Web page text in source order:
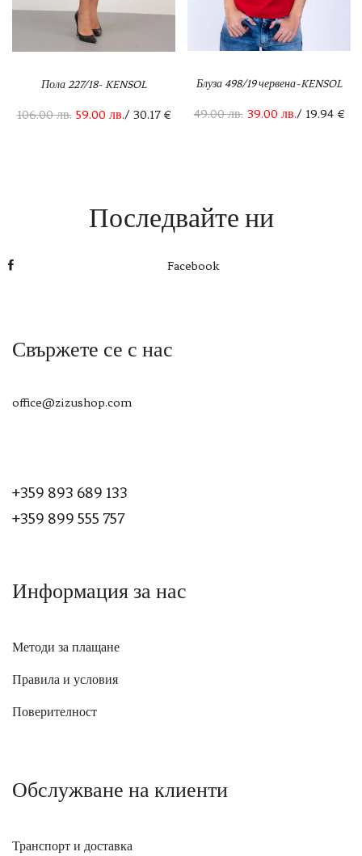
Пола 227/18- KENSOL
106.00лв. 59.00 лв./ 30.17 €
Блуза 498/19 червена-KENSOL
49.00лв. 39.00 лв./ 19.94 €
Последвайте ни
Facebook
Свържете се с нас
office@zizushop.com
+359 893 689 133
+359 899 555 757
Информация за нас
Методи за плащане
Правила и условия
Поверителност
Обслужване на клиенти
Транспорт и доставка